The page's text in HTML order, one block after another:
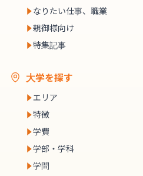
なりたい仕事、職業
親御様向け
特集記事
大学を探す
エリア
特徴
学費
学部・学科
学問